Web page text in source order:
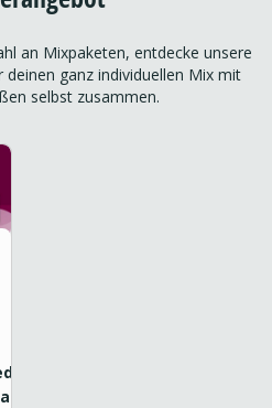
an Mixpaketen, entdecke unsere
ganz individuellen Mix mit
selbst zusammen.